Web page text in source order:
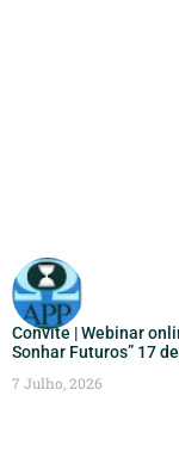
Convite | Webinar
Sonhar Futuros” 17
7 Julho, 2026